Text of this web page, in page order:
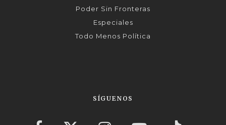
Poder Sin Fronteras
Especiales
Todo Menos Política
SÍGUENOS